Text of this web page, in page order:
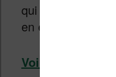
qui cherchent un
en entreprise.
Voir la Kobo